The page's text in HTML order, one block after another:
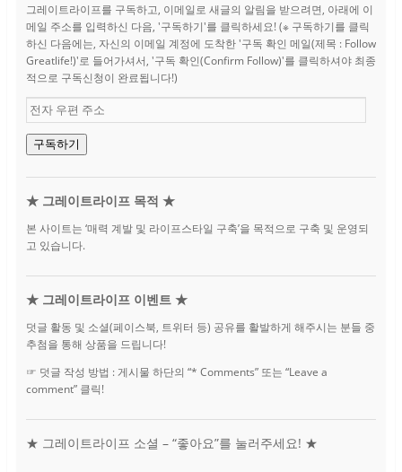
그레이트라이프를 구독하고, 이메일로 새글의 알림을 받으려면, 아래에 이
메일 주소를 입력하신 다음, '구독하기'를 클릭하세요! (※ 구독하기를 클릭
하신 다음에는, 자신의 이메일 계정에 도착한 '구독 확인 메일(제목 : Follow
Greatlife!)'로 들어가셔서, '구독 확인(Confirm Follow)'를 클릭하셔야 최종
적으로 구독신청이 완료됩니다!)
전
자
우
편
구독하기
★ 그레이트라이프 목적 ★
본 사이트는 ‘매력 계발 및 라이프스타일 구축’을 목적으로 구축 및 운영되
고 있습니다.
★ 그레이트라이프 이벤트 ★
덧글 활동 및 소셜(페이스북, 트위터 등) 공유를 활발하게 해주시는 분들 중
추첨을 통해 상품을 드립니다!
☞ 덧글 작성 방법 : 게시물 하단의 “* Comments” 또는 “Leave a
comment” 클릭!
★ 그레이트라이프 소셜 – “좋아요”를 눌러주세요! ★